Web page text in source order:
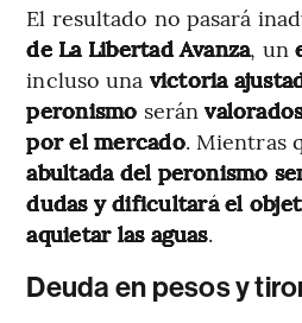
El resultado no pasará
de La Libertad Avanza, un
incluso una victoria
peronismo serán
por el mercado. Mientras
abultada del peronismo
dudas y dificultará el
aquietar las aguas.
Deuda en pesos y